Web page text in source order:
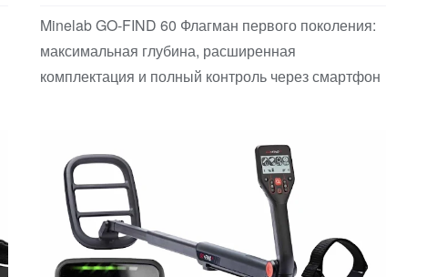
Minelab GO-FIND 60 Флагман первого поколения:
максимальная глубина, расширенная
комплектация и полный контроль через смартфон